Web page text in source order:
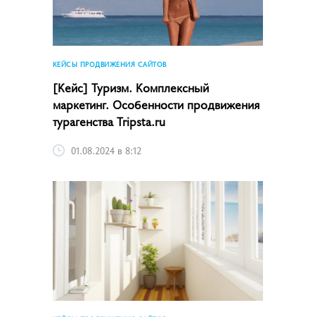
КЕЙСЫ ПРОДВИЖЕНИЯ САЙТОВ
[Кейс] Туризм. Комплексный
маркетинг. Особенности продвижения
турагенства Tripsta.ru
01.08.2024 в 8:12